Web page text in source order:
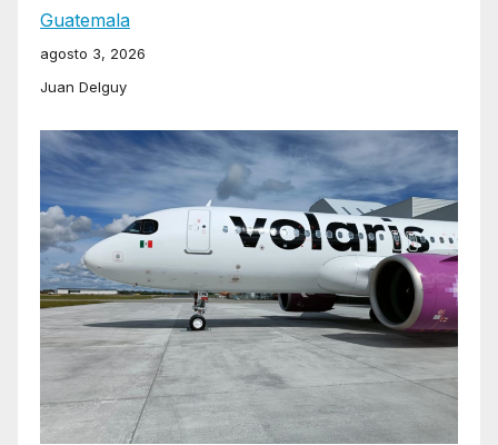
Guatemala
agosto 3, 2026
Juan Delguy